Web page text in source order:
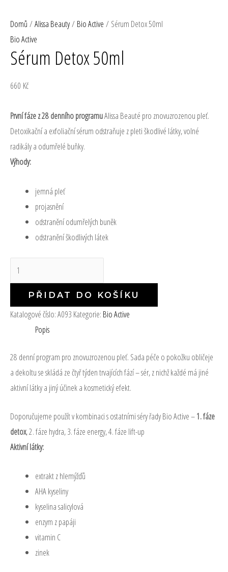
obsah
RaEll
Domů /Alissa Beauty/ Bio Active / Sérum Detox 50ml
Bio Active
Sérum Detox 50ml
660 Kč
První fáze z 28 denního programuAlissa Beauté pro znovuzrozenou pleť.
Detoxikační a exfoliační sérum odstraňuje z pleti škodlivé látky, volné
radikály a odumřelé buňky.
Výhody:
jemná pleť
projasnění
odstranění odumřelých buněk
odstranění škodlivých látek
Detox
50ml
množství
PŘIDAT DO KOŠÍKU
Katalogové číslo:A093 Kategorie: Bio Active
Popis
28 denní program pro znovuzrozenou pleť. Sada péče o pokožku obličeje
a dekoltu se skládá ze čtyř týden trvajících fází – sér, z nichž každé má jiné
aktivní látky a jiný účinek a kosmetický efekt.
Doporučujeme použít v kombinaci s ostatními séry řady Bio Active –1. fáze
detox, 2. fáze hydra, 3. fáze energy, 4. fáze lift-up
Aktivní látky:
extrakt z hlemýžďů
AHA kyseliny
kyselina salicylová
enzym z papáji
vitamin C
zinek